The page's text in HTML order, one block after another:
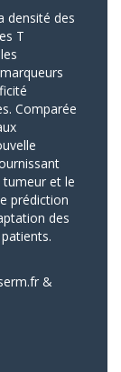
densité des
T
Comparée
et le
prédiction
des
&